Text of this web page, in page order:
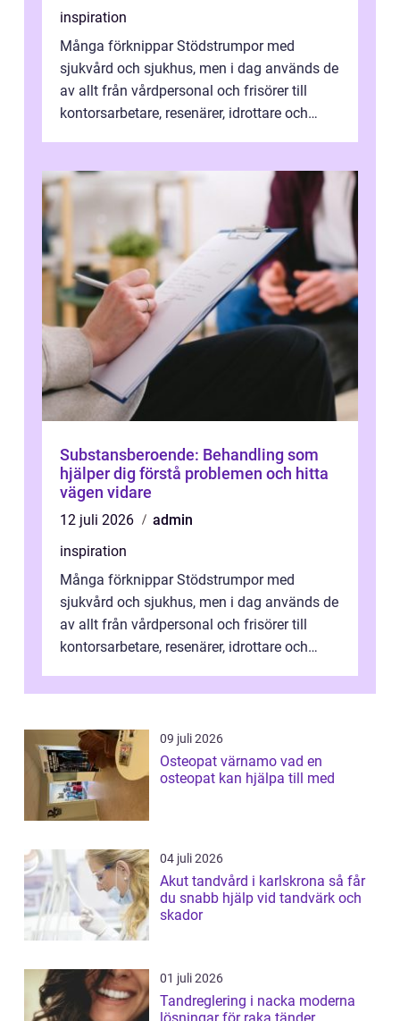
inspiration
Många förknippar Stödstrumpor med
sjukvård och sjukhus, men i dag används de
av allt från vårdpersonal och frisörer till
kontorsarbetare, resenärer, idrottare och
Substansberoende: Behandling som
hjälper dig förstå problemen och hitta
vägen vidare
12 juli 2026
admin
inspiration
Många förknippar Stödstrumpor med
sjukvård och sjukhus, men i dag används de
av allt från vårdpersonal och frisörer till
kontorsarbetare, resenärer, idrottare och
09 juli 2026
Osteopat värnamo vad en
osteopat kan hjälpa till med
04 juli 2026
Akut tandvård i karlskrona så får
du snabb hjälp vid tandvärk och
skador
01 juli 2026
Tandreglering i nacka moderna